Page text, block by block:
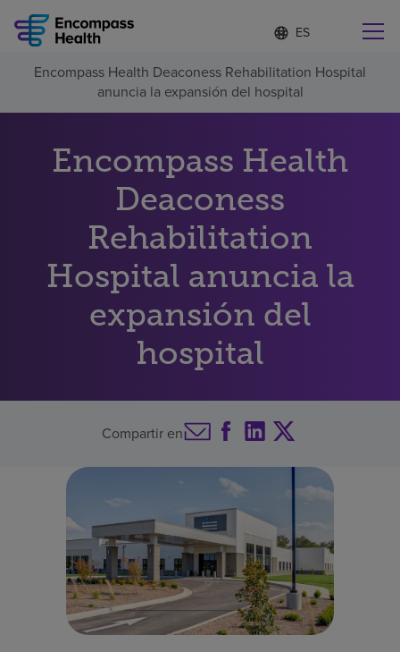
Lista
de
idiomas
contraída
d
o
m
a
l
e
c
c
o
a
o
Encuentre una localidad cerca de usted
Por qué debe elegirnos
Servicios de rehabilitación
Pacientes y cuidadores
Recursos de salud
Buscar un centro
Pagar mi factura
Encompass Health Deaconess Rehabilitation Hospital
anuncia la expansión del hospital
Encompass Health
Deaconess
Rehabilitation
Hospital anuncia la
expansión del
hospital
Compartir en